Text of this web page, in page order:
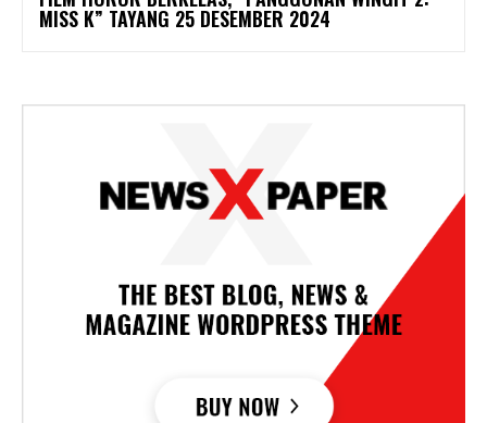
MISS K” TAYANG 25 DESEMBER 2024